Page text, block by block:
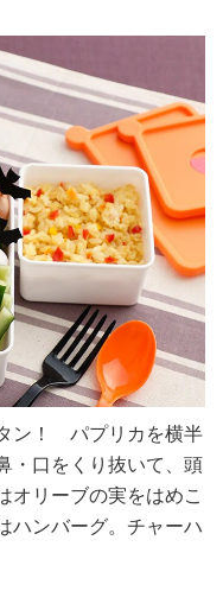
ン！ パプリカを横半
・口をくり抜いて、頭
オリーブの実をはめこ
ハンバーグ。チャーハ